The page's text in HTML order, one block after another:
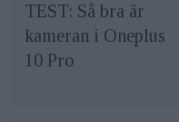
TEST: Så bra är
kameran i Oneplus
10 Pro